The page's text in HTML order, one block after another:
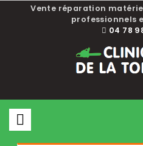
Vente réparation
professionnels
04 78